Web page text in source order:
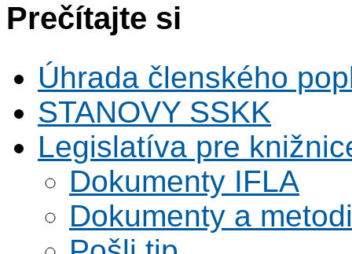
Prečítajte si
Úhrada členského
STANOVY SSKK
Legislatíva pre
Dokumenty IFLA
Dokumenty a